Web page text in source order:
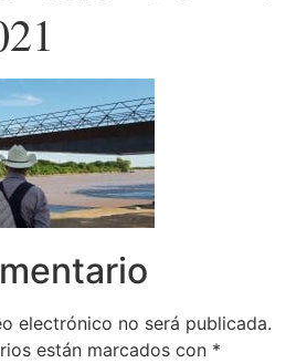
electrónico no será publicada.
están marcados con *